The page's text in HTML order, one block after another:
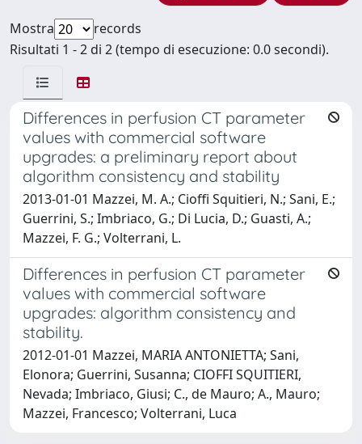
Mostra
records
Risultati 1 - 2 di 2 (tempo di esecuzione: 0.0 secondi).
Differences in perfusion CT parameter
values with commercial software
upgrades: a preliminary report about
algorithm consistency and stability
2013-01-01 Mazzei, M. A.; Cioffi Squitieri, N.; Sani, E.;
Guerrini, S.; Imbriaco, G.; Di Lucia, D.; Guasti, A.;
Mazzei, F. G.; Volterrani, L.
Differences in perfusion CT parameter
values with commercial software
upgrades: algorithm consistency and
stability.
2012-01-01 Mazzei, MARIA ANTONIETTA; Sani,
Elonora; Guerrini, Susanna; CIOFFI SQUITIERI,
Nevada; Imbriaco, Giusi; C., de Mauro; A., Mauro;
Mazzei, Francesco; Volterrani, Luca